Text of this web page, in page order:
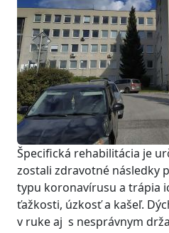
Špecifická rehabilitácia je
zostali zdravotné následky
typu koronavírusu a trápia
ťažkosti, úzkosť a kašeľ.
v ruke aj s nesprávnym